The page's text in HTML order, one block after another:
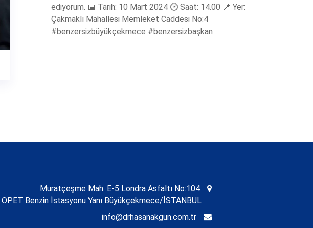
ediyorum. 📅 Tarih: 10 Mart 2024 🕑 Saat: 14.00 📍 Yer:
Çakmaklı Mahallesi Memleket Caddesi No:4
#benzersizbüyükçekmece #benzersizbaşkan
Muratçeşme Mah. E-5 Londra Asfaltı No:104
OPET Benzin İstasyonu Yanı Büyükçekmece/İSTANBUL
info@drhasanakgun.com.tr